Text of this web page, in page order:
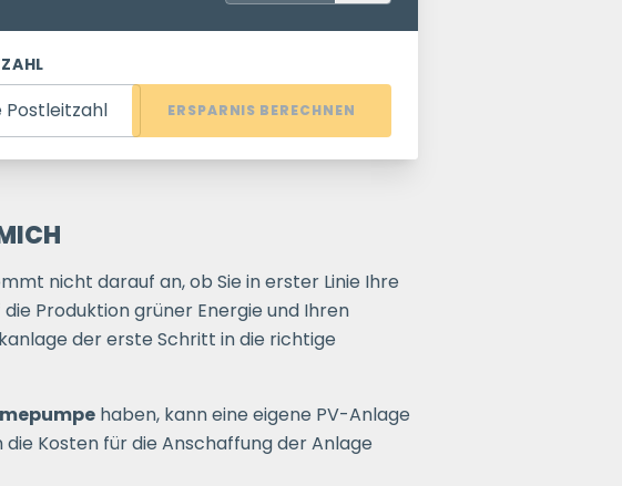
Postleitzahl ERSPARNIS BERECHNEN
nicht darauf an, ob Sie in erster Linie Ihre
Produktion grüner Energie und Ihren
der erste Schritt in die richtige
haben, kann eine eigene PV-Anlage
Kosten für die Anschaffung der Anlage